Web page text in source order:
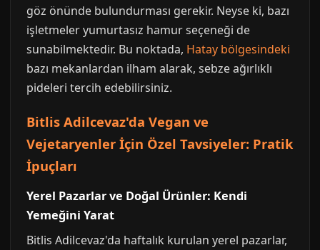
göz önünde bulundurması gerekir. Neyse ki, bazı
işletmeler yumurtasız hamur seçeneği de
sunabilmektedir. Bu noktada, Hatay bölgesindeki
bazı mekanlardan ilham alarak, sebze ağırlıklı
pideleri tercih edebilirsiniz.
Bitlis Adilcevaz'da Vegan ve
Vejetaryenler İçin Özel Tavsiyeler: Pratik
İpuçları
Yerel Pazarlar ve Doğal Ürünler: Kendi
Yemeğini Yarat
Bitlis Adilcevaz'da haftalık kurulan yerel pazarlar,